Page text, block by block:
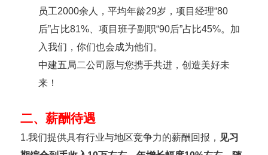
员工2000余人，平均年龄29岁，项目经理“80
后”占比81% 、项目班子副职“90后”占比45%。加
入我们，你们也会成为他们。
中建五局二公司愿与您携手共进，创造美好未
来！
二、薪酬待遇
1.我们提供具有行业与地区竞争力的薪酬回报， 见习